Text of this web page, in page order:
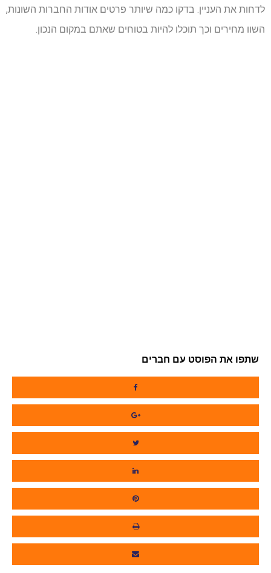
לדחות את העניין. בדקו כמה שיותר פרטים אודות החברות השונות,
השוו מחירים וכך תוכלו להיות בטוחים שאתם במקום הנכון.
שתפו את הפוסט עם חברים